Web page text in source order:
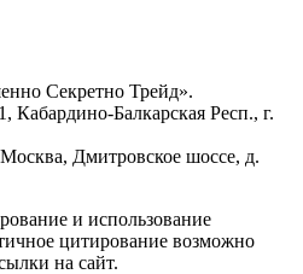
Секретно Трейд».
Кабардино-Балкарская Респ., г.
Дмитровское шоссе, д.
и использование
цитирование возможно
на сайт.